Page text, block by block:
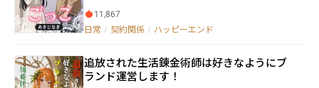
健在で、マッチングアプリで出会ったばかりの相手か
らしつこく電話やメッセージを送られる。 またか、と
が、中学からの同期生で「メンヘ◯ほいほい」という
あだ名をつけてきた湊だった。 「恋ってしたことない
んだ。ねぇ灯里ちゃん、恋の仕方、教えてよ」 灯里は
11,867
日常 / 契約関係 / ハッピーエンド
追放された生活錬金術師は好きなようにブ
ランド運営します！